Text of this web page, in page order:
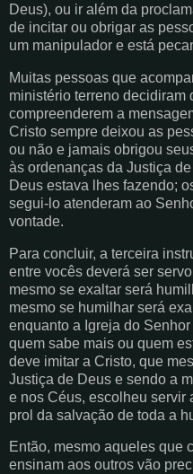
Deus), ou ir além da
de incitar ou obrigar as
um manipulador e está
Muitas pessoas que
ministério terreno decidiram
compreenderem a
Cristo sempre deixou as
ou não e jamais obrigou
às ordenanças da Justiça
Deus estava lhes fazendo;
segui-lo atenderam ao
vontade.
Para concluir, a terceira
entre vocês deverá ser
mesmo se exaltar será
mesmo se humilhar será
enquanto a Igreja do
quem sabe mais ou quem
deve imitar a Cristo, que
Justiça de Deus e sendo a
e nos Céus, escolheu servir
prol da salvação de toda a
Então, mesmo aqueles que
ensinam aos outros vão